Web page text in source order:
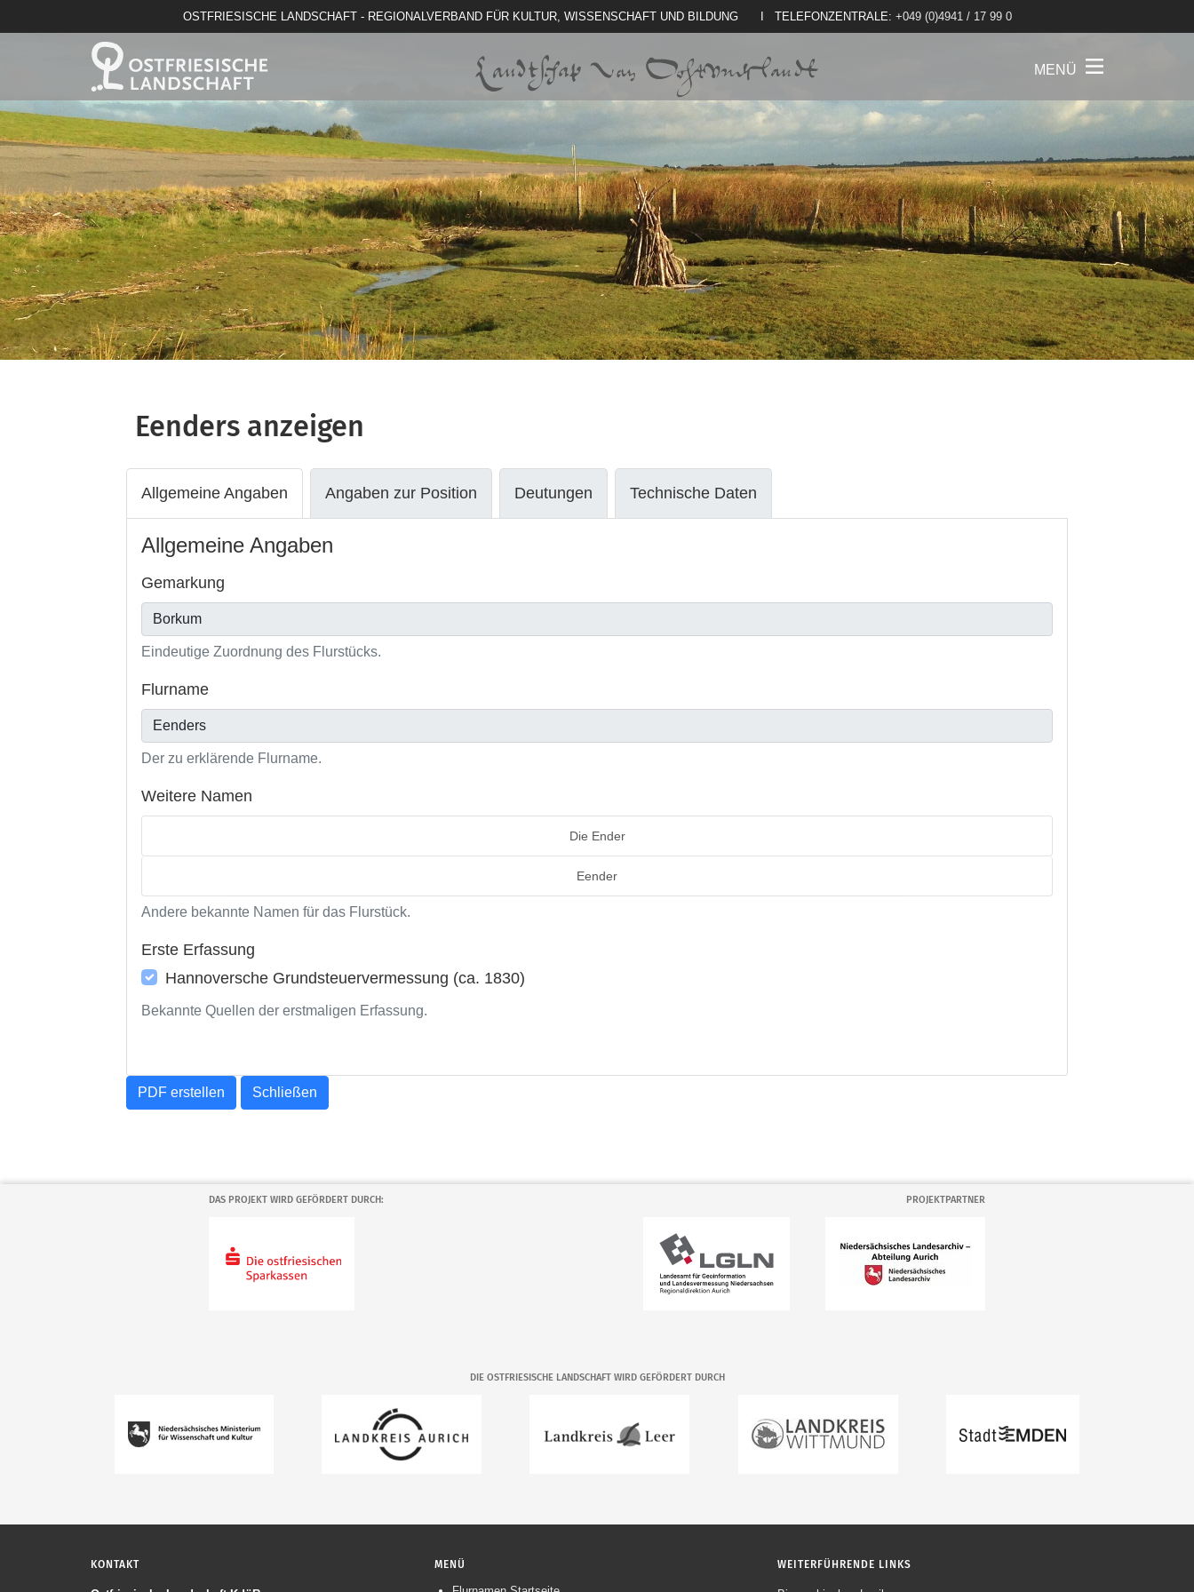
OSTFRIESISCHE LANDSCHAFT - REGIONALVERBAND FÜR KULTUR, WISSENSCHAFT UND BILDUNG I TELEFONZENTRALE: +049 (0)4941 / 17 99 0
MENÜ
Eenders anzeigen
Allgemeine Angaben Angaben zur Position Deutungen Technische Daten
Allgemeine Angaben
Gemarkung
Eindeutige Zuordnung des Flurstücks.
Flurname
Der zu erklärende Flurname.
Weitere Namen
Die Ender
Eender
Andere bekannte Namen für das Flurstück.
Erste Erfassung
Hannoversche Grundsteuervermessung (ca. 1830)
Bekannte Quellen der erstmaligen Erfassung.
PDF erstellen Schließen
DAS PROJEKT WIRD GEFÖRDERT DURCH: PROJEKTPARTNER
DIE OSTFRIESISCHE LANDSCHAFT WIRD GEFÖRDERT DURCH
KONTAKT MENÜ WEITERFÜHRENDE LINKS